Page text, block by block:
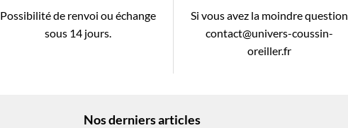
Possibilité de renvoi ou échange
sous 14 jours.
Si vous avez la moindre question
contact@univers-coussin-
oreiller.fr
Nos derniers articles